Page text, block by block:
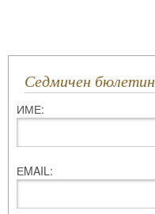
Седмичен бюлетин
ИМЕ:
ЕMAIL: